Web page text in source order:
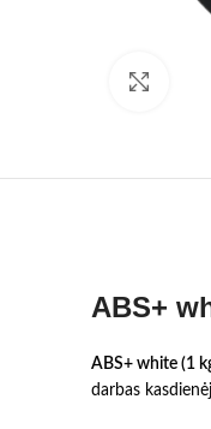
ABS+
ABS+ white (1
darbas